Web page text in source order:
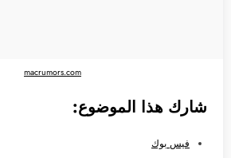
macrumors.com
شارك هذا الموضوع:
فيس بوك